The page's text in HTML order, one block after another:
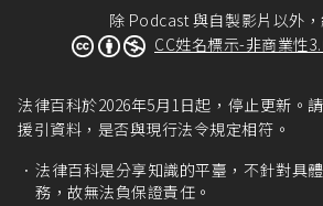
除 Podcast 與自製影片以外
CC姓名標示-非商業性
法律百科於2026年5月1日起，停止更新。
援引資料，是否與現行法令規定相符。
法律百科是分享知識的平臺，不針對具
務，故無法負保證責任。